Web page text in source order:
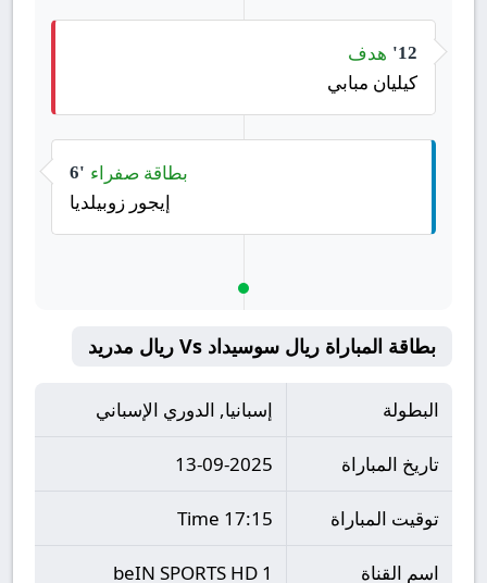
12'
هدف
كيليان مبابي
6' بطاقة صفراء
إيجور زوبيلديا
بطاقة المباراة ريال سوسيداد Vs ريال مدريد
البطولة إسبانيا, الدوري الإسباني
تاريخ المباراة 13-09-2025
توقيت المباراة 17:15 Time
اسم القناة beIN SPORTS HD 1